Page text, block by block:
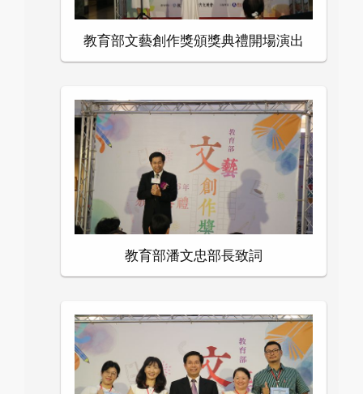
教育部文藝創作獎頒獎典禮開場演出
教育部潘文忠部長致詞